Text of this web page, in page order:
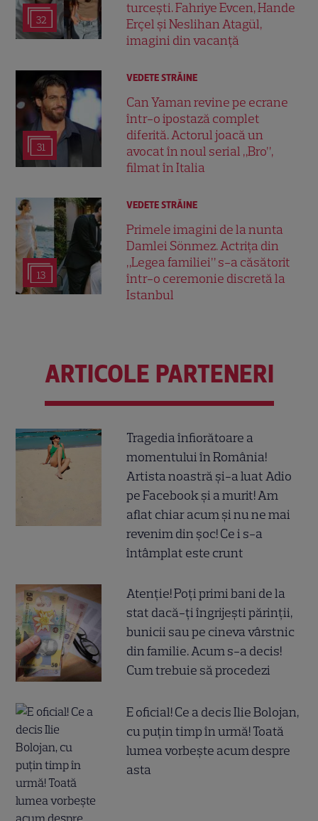
32
turcești. Fahriye Evcen, Hande
Erçel și Neslihan Atagül,
imagini din vacanță
31
VEDETE STRĂINE
Can Yaman revine pe ecrane
într-o ipostază complet
diferită. Actorul joacă un
avocat în noul serial „Bro”,
filmat în Italia
13
VEDETE STRĂINE
Primele imagini de la nunta
Damlei Sönmez. Actrița din
„Legea familiei” s-a căsătorit
într-o ceremonie discretă la
Istanbul
ARTICOLE PARTENERI
Tragedia înfiorătoare a
momentului în România!
Artista noastră și-a luat Adio
pe Facebook și a murit! Am
aflat chiar acum și nu ne mai
revenim din șoc! Ce i s-a
întâmplat este crunt
Atenție! Poți primi bani de la
stat dacă-ți îngrijești părinții,
bunicii sau pe cineva vârstnic
din familie. Acum s-a decis!
Cum trebuie să procedezi
E oficial! Ce a decis Ilie Bolojan,
cu puțin timp în urmă! Toată
lumea vorbește acum despre
asta